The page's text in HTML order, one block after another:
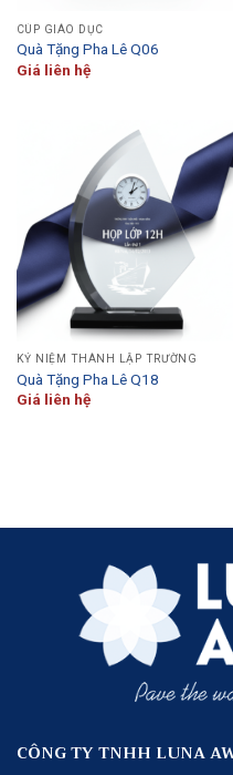
CÚP GIÁO DỤC
Quà Tặng Pha Lê Q06
Giá liên hệ
KỶ NIỆM THÀNH LẬP TRƯỜNG
Quà Tặng Pha Lê Q18
Giá liên hệ
CÔNG TY TNHH LUNA